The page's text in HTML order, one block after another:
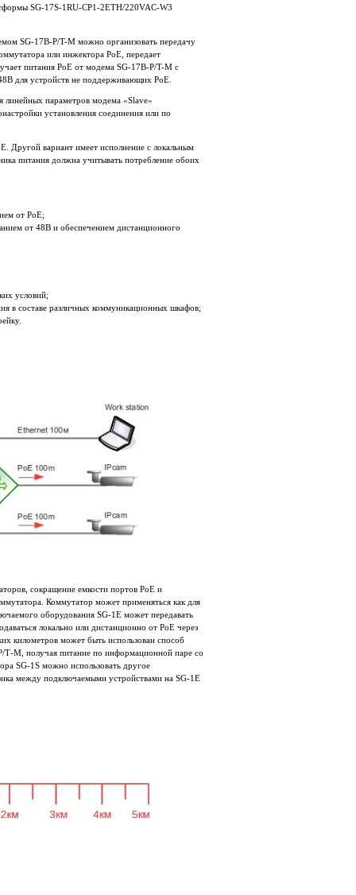
SG-17S-1RU-CP1-2ETH/220VAC-W3
SG-17B-P/T-M можно организовать передачу
или инжектора PoE, передает
питания PoE от модема SG-17B-P/T-M с
для устройств не поддерживающих PoE.
линейных параметров модема «Slave»
установления соединения или по
Другой вариант имеет исполнение с локальным
питания должна учитывать потребление обоих
от PoE;
от 48В и обеспечением дистанционного
условий;
в составе различных коммуникационных шкафов;
сокращение емкости портов PoE и
Коммутатор может применяться как для
оборудования SG‐1E может передавать
локально или дистанционно от PoE через
километров может быть использован способ
получая питание по информационной паре со
SG‐1S можно использовать другое
между подключаемыми устройствами на SG‐1E